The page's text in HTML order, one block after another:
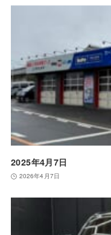
2025年4月7日
2026年4月7日